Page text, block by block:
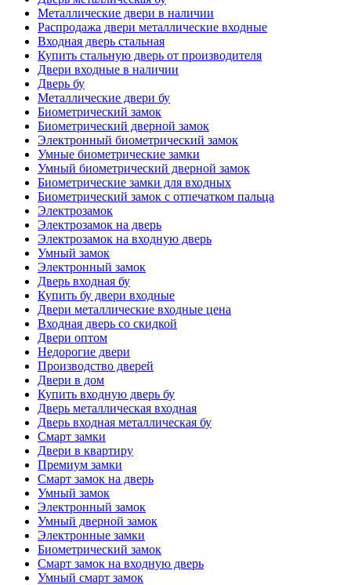
Металлические двери в наличии
Распродажа двери металлические входные
Входная дверь стальная
Купить стальную дверь от производителя
Двери входные в наличии
Дверь бу
Металлические двери бу
Биометрический замок
Биометрический дверной замок
Электронный биометрический замок
Умные биометрические замки
Умный биометрический дверной замок
Биометрические замки для входных
Биометрический замок с отпечатком пальца
Электрозамок
Электрозамок на дверь
Электрозамок на входную дверь
Умный замок
Электронный замок
Дверь входная бу
Купить бу двери входные
Двери металлические входные цена
Входная дверь со скидкой
Двери оптом
Недорогие двери
Производство дверей
Двери в дом
Купить входную дверь бу
Дверь металлическая входная
Дверь входная металлическая бу
Смарт замки
Двери в квартиру
Премиум замки
Смарт замок на дверь
Умный замок
Электронный замок
Умный дверной замок
Электронные замки
Биометрический замок
Смарт замок на входную дверь
Умный смарт замок